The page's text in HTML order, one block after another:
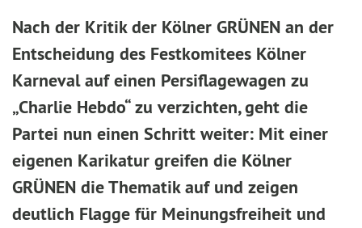
Nach der Kritik der Kölner GRÜNEN an der
Entscheidung des Festkomitees Kölner
Karneval auf einen Persiflagewagen zu
„Charlie Hebdo“ zu verzichten, geht die
Partei nun einen Schritt weiter: Mit einer
eigenen Karikatur greifen die Kölner
GRÜNEN die Thematik auf und zeigen
deutlich Flagge für Meinungsfreiheit und